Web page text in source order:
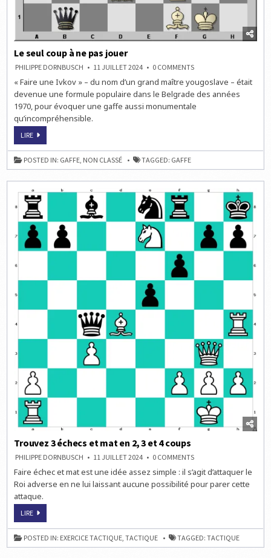
Le seul coup à ne pas jouer
PHILIPPE DORNBUSCH 11 JUILLET 2024 0 COMMENTSON
SEUL
COUP
À
PAS
« Faire une Ivkov » – du nom d’un grand maître yougoslave – était
devenue une formule populaire dans le Belgrade des années
1970, pour évoquer une gaffe aussi monumentale
qu’incompréhensible.
LIRELE
COUP
À
NE
PAS
POSTED IN: GAFFE NON CLASSÉ TAGGED: GAFFE
Trouvez 3 échecs et mat en 2, 3 et 4 coups
PHILIPPE DORNBUSCH 11 JUILLET 2024 0 COMMENTSON
3
ÉCHECS
ET
4
COUPS
Faire échec et mat est une idée assez simple : il s’agit d’attaquer le
Roi adverse en ne lui laissant aucune possibilité pour parer cette
attaque.
LIRETROUVEZ
ÉCHECS
ET
MAT
EN
POSTED IN: EXERCICE TACTIQUE,TACTIQUE TAGGED:TACTIQUE